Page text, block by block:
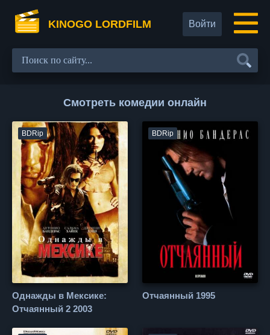
KINOGO LORDFILM Войти
Смотреть комедии онлайн
BDRip
Однажды в Мексике:
Отчаянный 2 2003
BDRip
Отчаянный 1995